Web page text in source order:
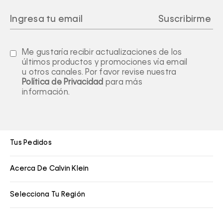
Me gustaría recibir actualizaciones de los
últimos productos y promociones vía email
u otros canales. Por favor revise nuestra
Política de Privacidad para más
información.
Tus Pedidos
Acerca De Calvin Klein
Selecciona Tu Región